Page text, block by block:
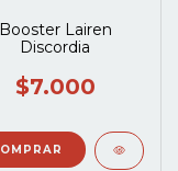
Booster Lairen
Discordia
$7.000